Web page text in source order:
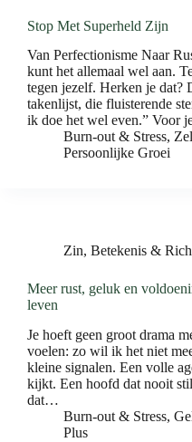
Stop Met Superheld Zijn
Van Perfectionisme Naar
kunt het allemaal wel aan.
tegen jezelf. Herken je dat?
takenlijst, die fluisterende
ik doe het wel even.” Voor
Burn-out & Stress,
Persoonlijke Groei
Zin, Betekenis &
Meer rust, geluk en
leven
Je hoeft geen groot drama
voelen: zo wil ik het niet
kleine signalen. Een volle
kijkt. Een hoofd dat nooit
dat…
Burn-out & Stress,
Plus